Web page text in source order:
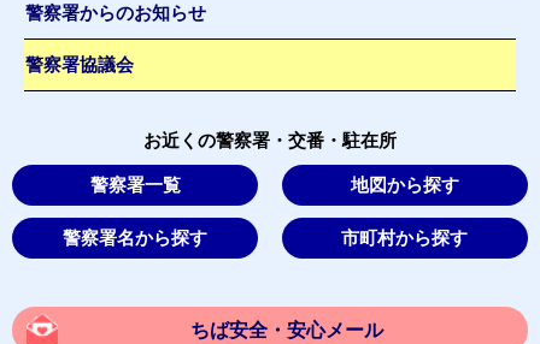
警察署からのお知らせ
警察署協議会
お近くの警察署・交番・駐在所
警察署一覧 地図から探す
警察署名から探す 市町村から探す
ちば安全・安心メール